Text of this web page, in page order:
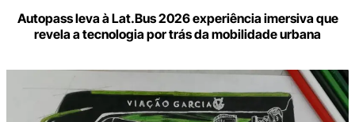
Autopass leva à Lat.Bus 2026 experiência imersiva que
revela a tecnologia por trás da mobilidade urbana